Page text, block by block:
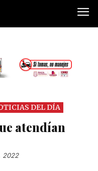
DEL DÍA
atendían
2022